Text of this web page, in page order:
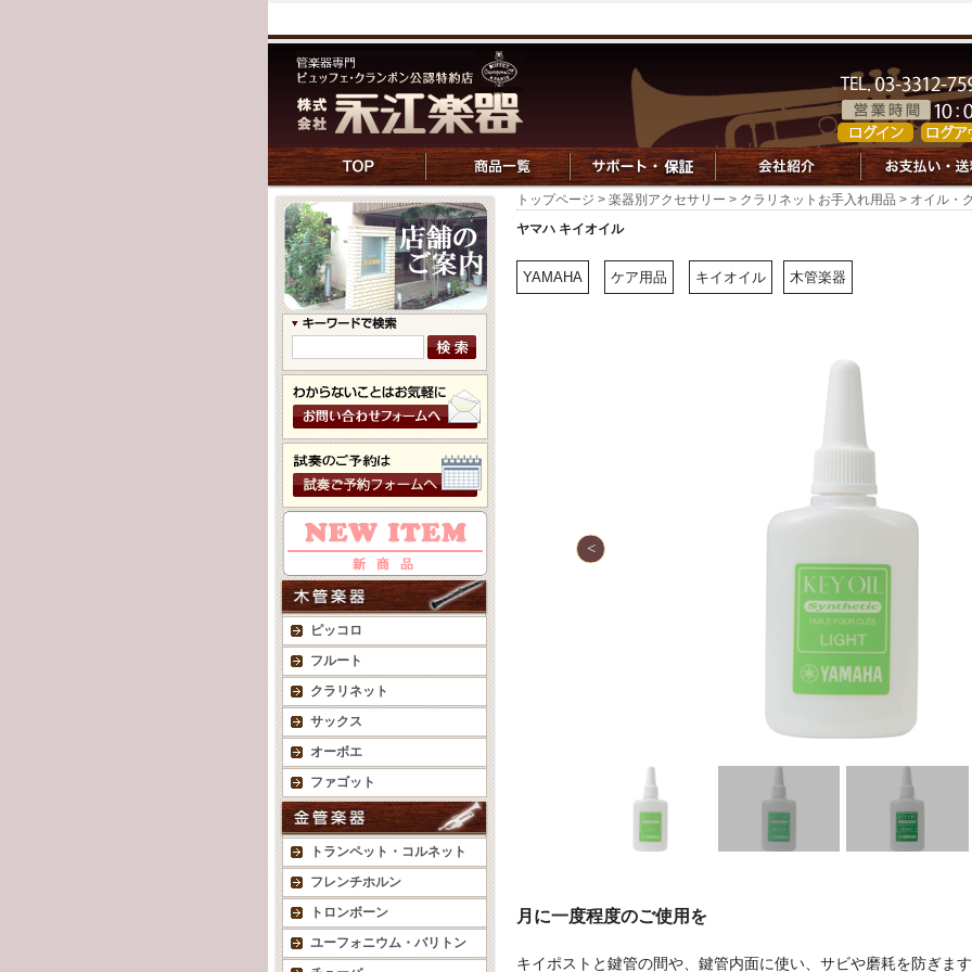
ピッコロ
フルート
クラリネット
サックス
オーボエ
ファゴット
トランペット・コルネット
フレンチホルン
トロンボーン
ユーフォニウム・バリトン
トップページ > 楽器別アクセサリー > クラリネットお手入れ用品 > オイル・
ヤマハ キイオイル
YAMAHA ケア用品 キイオイル 木管楽器
月に一度程度のご使用を
キイポストと鍵管の間や、鍵管内面に使い、サビや磨耗を防ぎま